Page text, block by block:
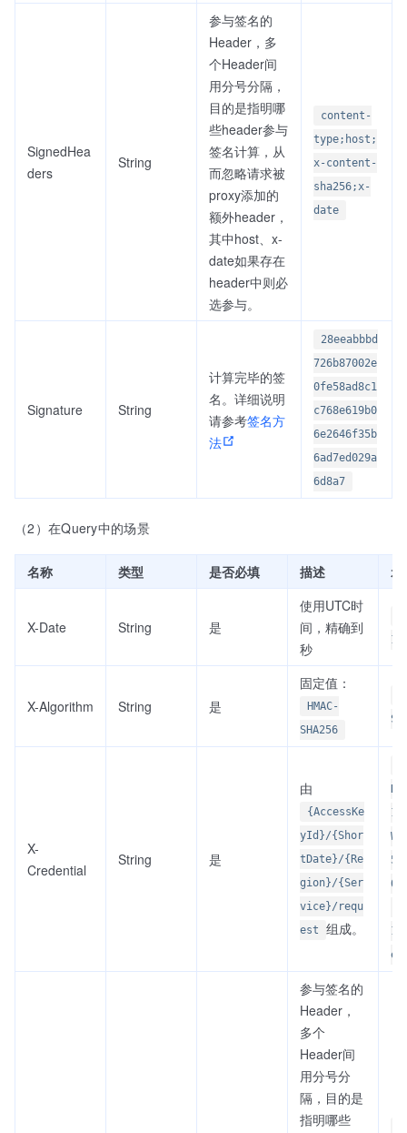
SignedHea
ders
String
参与签名的
Header，多
个Header间
用分号分隔，
目的是指明哪
些header参与
签名计算，从
而忽略请求被
proxy添加的
额外header，
其中host、x-
date如果存在
header中则必
选参与。
content-
type;host;
x-content-
sha256;x-
date
Signature String
计算完毕的签
名。详细说明
请参考签名方
法
28eeabbbd
726b87002e
0fe58ad8c1
c768e619b0
6e2646f35b
6ad7ed029a
6d8a7
（2）在Query中的场景
名称 类型 是否必填 描述 示
X-Date String 是
使用UTC时
间，精确到
秒
X-Algorithm String 是
固定值：
HMAC-
SHA256
X-
Credential
String 是
由
{AccessKe
yId}/{Shor
tDate}/{Re
gion}/{Ser
vice}/requ
est
组成。
1/
参与签名的
Header，
多个
Header间
用分号分
隔，目的是
指明哪些